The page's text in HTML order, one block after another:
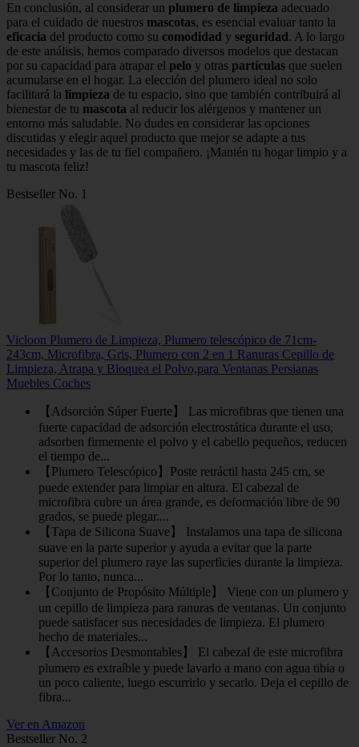
En conclusión, al considerar un plumero de limpieza adecuado
para el cuidado de nuestros mascotas, es esencial evaluar tanto la
eficacia del producto como su comodidad y seguridad . A lo largo
de este análisis, hemos comparado diversos modelos que destacan
por su capacidad para atrapar el pelo y otras partículas que suelen
acumularse en el hogar. La elección del plumero ideal no solo
facilitará la limpieza de tu espacio, sino que también contribuirá al
bienestar de tu mascota al reducir los alérgenos y mantener un
entorno más saludable. No dudes en considerar las opciones
discutidas y elegir aquel producto que mejor se adapte a tus
necesidades y las de tu fiel compañero. ¡Mantén tu hogar limpio y a
tu mascota feliz!
Bestseller No. 1
Vicloon Plumero de Limpieza, Plumero telescópico de 71cm-
243cm, Microfibra, Gris, Plumero con 2 en 1 Ranuras Cepillo de
Limpieza, Atrapa y Bloquea el Polvo,para Ventanas Persianas
Muebles Coches
【Adsorción Súper Fuerte】 Las microfibras que tienen una
fuerte capacidad de adsorción electrostática durante el uso,
adsorben firmemente el polvo y el cabello pequeños, reducen
el tiempo de...
【Plumero Telescópico】Poste retráctil hasta 245 cm, se
puede extender para limpiar en altura. El cabezal de
microfibra cubre un área grande, es deformación libre de 90
grados, se puede plegar....
【Tapa de Silicona Suave】 Instalamos una tapa de silicona
suave en la parte superior y ayuda a evitar que la parte
superior del plumero raye las superficies durante la limpieza.
Por lo tanto, nunca...
【Conjunto de Propósito Múltiple】 Viene con un plumero y
un cepillo de limpieza para ranuras de ventanas. Un conjunto
puede satisfacer sus necesidades de limpieza. El plumero
hecho de materiales...
【Accesorios Desmontables】 El cabezal de este microfibra
plumero es extraíble y puede lavarlo a mano con agua tibia o
un poco caliente, luego escurrirlo y secarlo. Deja el cepillo de
fibra...
Ver en Amazon
Bestseller No. 2